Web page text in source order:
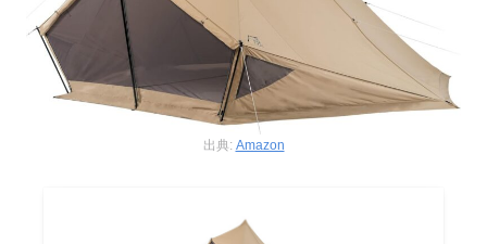
出典: Amazon